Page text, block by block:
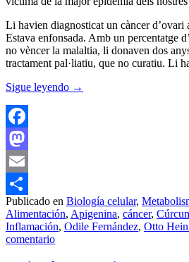
Li havien diagnosticat un càncer
Estava enfonsada. Amb un percentatge
no vèncer la malaltia, li donaven dos
tractament pal·liatiu, que no curatiu. Li
Sigue leyendo →
Facebook
Mastodon
Email
Compartir
Publicado en Biología celular,
Alimentación, Apigenina, cáncer,
Inflamación, Odile Fernández, Otto
comentario